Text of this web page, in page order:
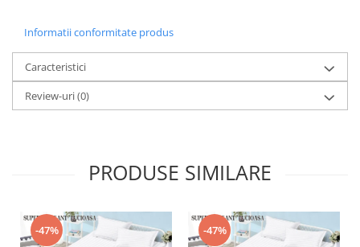
Informatii conformitate produs
Caracteristici
Review-uri(0)
PRODUSE SIMILARE
-47% -47%